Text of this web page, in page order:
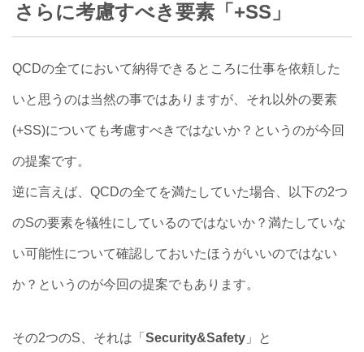
さらに考慮すべき要素「+SS」
QCDの全てにおいて納得できるところに仕事を依頼した
いと思うのは当然の事ではありますが、それ以外の要素
(+SS)についても考慮すべきではないか？というのが今回
の提案です。
逆に言えば、QCDの全てを満たしていた場合、以下の2つ
のSの要素を犠牲にしているのではないか？満たしていな
い可能性について確認しておいたほうがいいのではない
か？というのが今回の提案でもあります。
その2つのS、それは「 Security&Safety 」と